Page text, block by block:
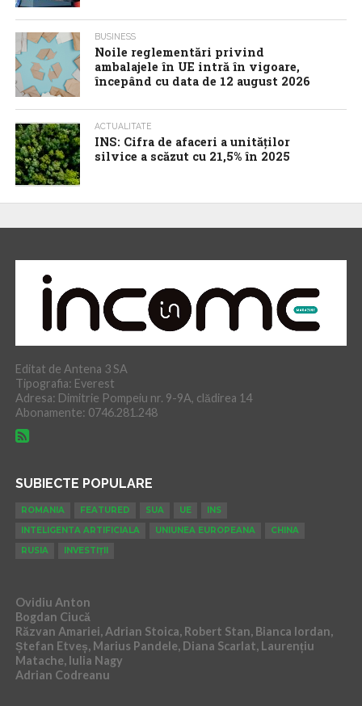
BUSINESS
Noile reglementări privind
ambalajele în UE intră în vigoare,
începând cu data de 12 august 2026
ACTUALITATE
INS: Cifra de afaceri a unităților
silvice a scăzut cu 21,5% în 2025
Editat de Antena 3 SA
Tipografia: Everest
Adresa: Dimitrie Pompeiu nr. 9-9A, clădirea 14
Abonamente: 0746.281.248
SUBIECTE POPULARE
ROMANIA FEATURED SUA UE
INS
INTELIGENTA ARTIFICIALA
UNIUNEA EUROPEANA
CHINA
RUSIA
INVESTIȚII
Ovidiu Anton
Bogdan Ciucă
Răzvan Amariei, Adrian Stoica, Robert Stan, Bianca Iordan,
Ștefan Etveș, Marius Pandele, Diana Scarlat, Laurențiu
Matache, Iulia Nagy
Adrian Codreanu